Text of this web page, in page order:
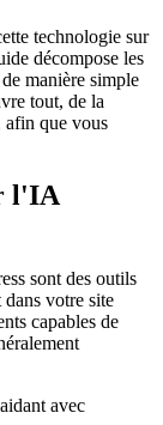
technologie sur
décompose les
manière simple
tout, de la
afin que vous
l'IA
sont des outils
votre site
capables de
avec